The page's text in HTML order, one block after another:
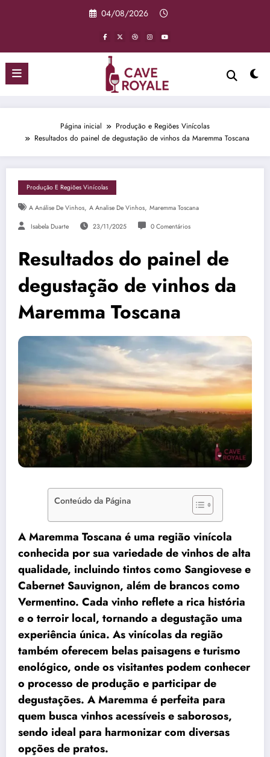
04/08/2026
Página inicial
Produção e Regiões Vinícolas
Resultados do painel de degustação de vinhos da Maremma Toscana
Produção E Regiões Vinícolas
A Análise De Vinhos, A Analise De Vinhos, Maremma Toscana
Isabela Duarte 23/11/2025 0 Comentários
Resultados do painel de
degustação de vinhos da
Maremma Toscana
Conteúdo da Página
A Maremma Toscana é uma região vinícola
conhecida por sua variedade de vinhos de alta
qualidade, incluindo tintos como Sangiovese e
Cabernet Sauvignon, além de brancos como
Vermentino. Cada vinho reflete a rica história
e o terroir local, tornando a degustação uma
experiência única. As vinícolas da região
também oferecem belas paisagens e turismo
enológico, onde os visitantes podem conhecer
o processo de produção e participar de
degustações. A Maremma é perfeita para
quem busca vinhos acessíveis e saborosos,
sendo ideal para harmonizar com diversas
opções de pratos.